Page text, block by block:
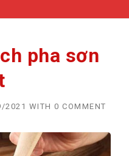
pha sơn
2021 WITH 0 COMMENT